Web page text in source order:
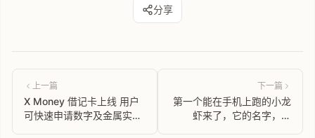
分享
上一篇
X Money 借记卡上线 用户
可快速申请数字及金属实体
下一篇
第一个能在手机上跑的小龙
虾来了，它的名字，叫